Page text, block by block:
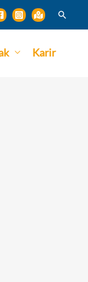
Search
Karir